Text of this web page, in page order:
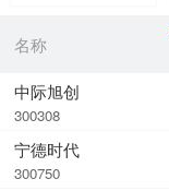
名称
中际旭创
300308
宁德时代
300750